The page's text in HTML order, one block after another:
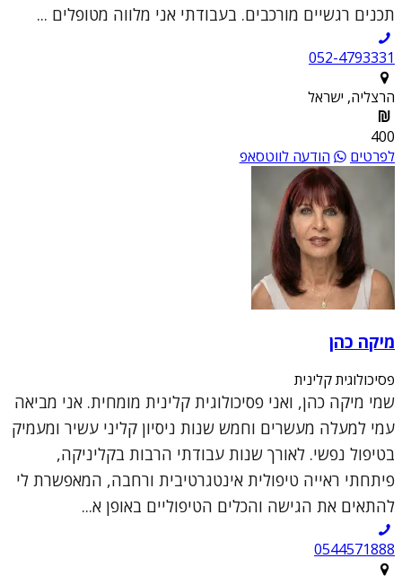
תכנים רגשיים מורכבים. בעבודתי אני מלווה מטופלים ...
052-4793331
הרצליה, ישראל
400
לפרטים
הודעה לווטסאפ
מיקה כהן
פסיכולוגית קלינית
שמי מיקה כהן, ואני פסיכולוגית קלינית מומחית. אני מביאה
עמי למעלה מעשרים וחמש שנות ניסיון קליני עשיר ומעמיק
בטיפול נפשי. לאורך שנות עבודתי הרבות בקליניקה,
פיתחתי ראייה טיפולית אינטגרטיבית ורחבה, המאפשרת לי
להתאים את הגישה והכלים הטיפוליים באופן א...
0544571888